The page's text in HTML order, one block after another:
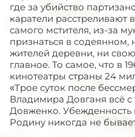
где за убийство
каратели расстреливают
самого мстителя, из-за
признаться в содеянном,
жителей деревни, ни свою
главное. То самое, что в
кинотеатры страны 24
«Трое суток после
Владимира Довганя всё
Довженко. Убежденность
Родину никогда не